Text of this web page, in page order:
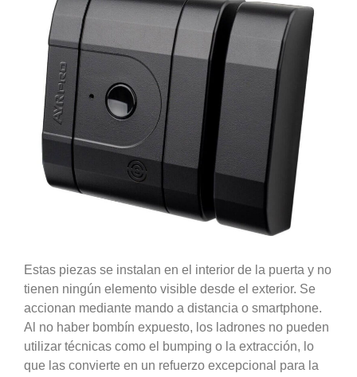
Estas piezas se instalan en el interior de la puerta y no
tienen ningún elemento visible desde el exterior. Se
accionan mediante mando a distancia o smartphone.
Al no haber bombín expuesto, los ladrones no pueden
utilizar técnicas como el bumping o la extracción, lo
que las convierte en un refuerzo excepcional para la